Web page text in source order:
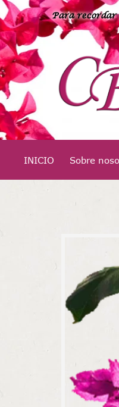
Para recordar
INICIO Sobre